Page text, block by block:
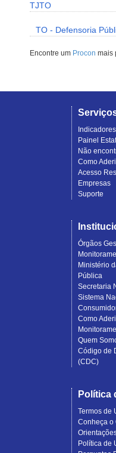
TJTO
TO - Defensoria
Encontre um Procon mais
Indicadores
Painel
Não
Como
Acesso
Empresas
Suporte
Órgãos
Ministério
Pública
Secretaria
Sistema
Como
Quem
Código de
(CDC)
Política
Termos de
Conheça o
Política de